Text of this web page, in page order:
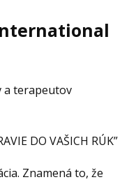
a terapeutov
DO VAŠICH RÚK”
Znamená to, že